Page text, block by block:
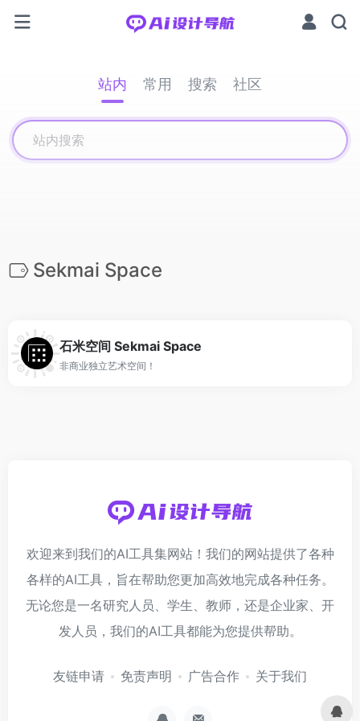
站内 常用 搜索 社区
Sekmai Space
石米空间 Sekmai Space
非商业独立艺术空间！
欢迎来到我们的AI工具集网站！我们的网站提供了各种
各样的AI工具，旨在帮助您更加高效地完成各种任务。
无论您是一名研究人员、学生、教师，还是企业家、开
发人员，我们的AI工具都能为您提供帮助。
友链申请 免责声明 广告合作 关于我们